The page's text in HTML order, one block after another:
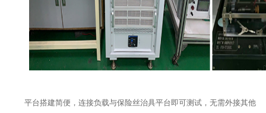
平台搭建简便，连接负载与保险丝治具平台即可测试，无需外接其他